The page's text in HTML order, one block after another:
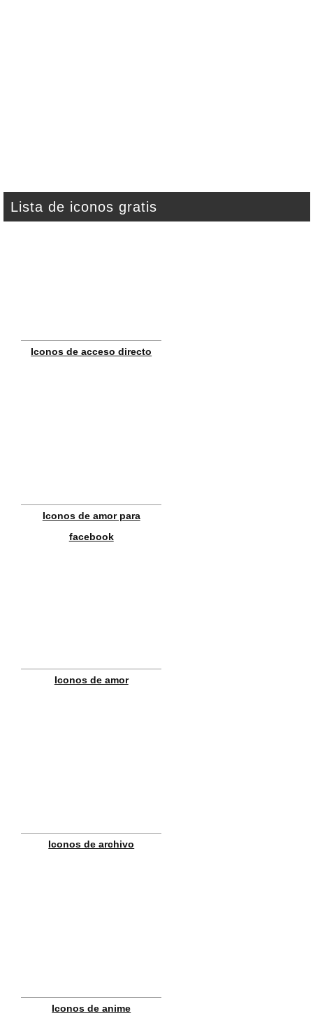
Lista de iconos gratis
Iconos de acceso directo
Iconos de amor para
facebook
Iconos de amor
Iconos de archivo
Iconos de anime